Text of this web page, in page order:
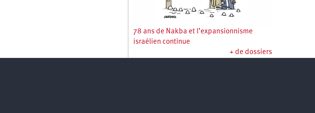
78 ans de Nakba et l’expansionnisme
israélien continue
+ de dossiers